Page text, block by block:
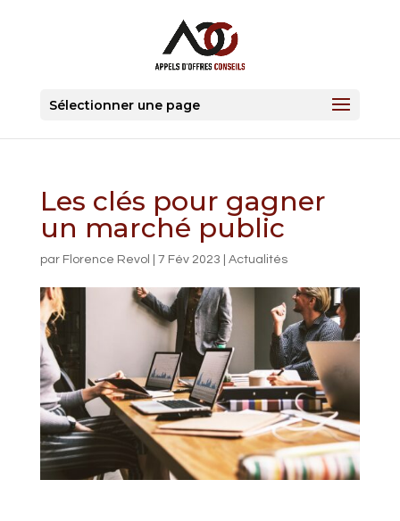
Sélectionner une page
Les clés pour gagner
un marché public
par Florence Revol 7 Fév 2023 Actualités